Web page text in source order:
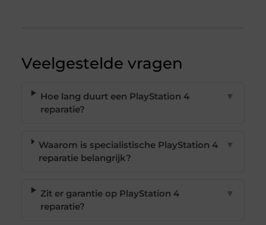
Veelgestelde vragen
Hoe lang duurt een PlayStation 4
reparatie?
▼
Waarom is specialistische PlayStation 4
reparatie belangrijk?
▼
Zit er garantie op PlayStation 4
reparatie?
▼